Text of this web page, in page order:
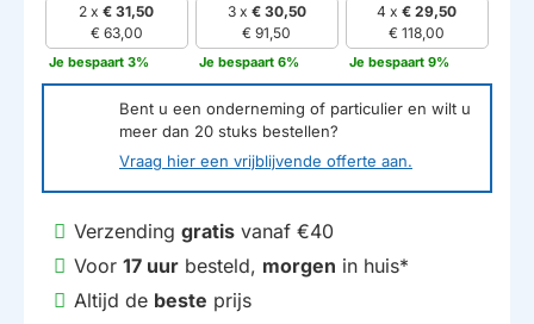
2 x€ 31,50
€ 63,00
Je bespaart 3%
3 x € 30,50
€ 91,50
Je bespaart 6%
4 x€ 29,50
€ 118,00
Je bespaart 9%
Bent u een onderneming of particulier en wilt u
meer dan 20 stuks bestellen?
Vraag hier een vrijblijvende offerte aan.
Verzending gratis vanaf €40
Voor 17 uur besteld, morgen in huis*
Altijd de beste prijs